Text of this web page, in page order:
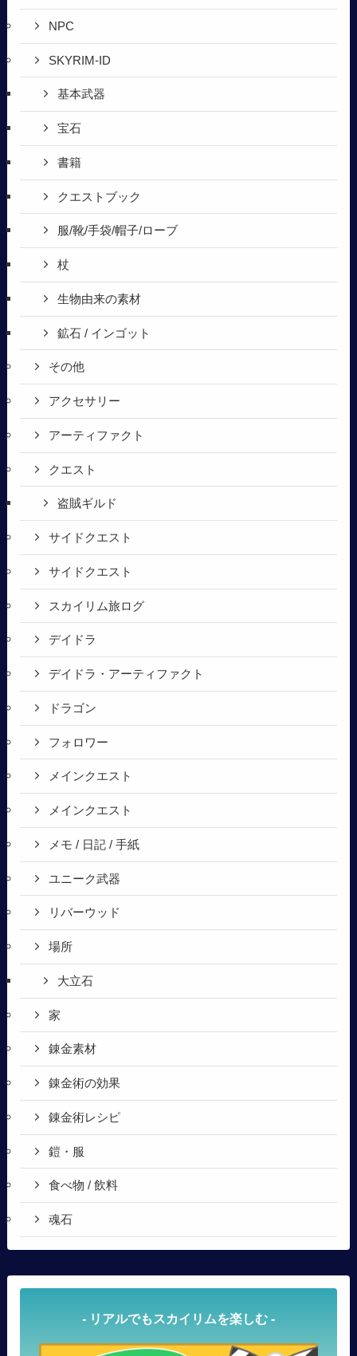
NPC
SKYRIM-ID
基本武器
宝石
書籍
クエストブック
服/靴/手袋/帽子/ローブ
杖
生物由来の素材
鉱石 / インゴット
その他
アクセサリー
アーティファクト
クエスト
盗賊ギルド
サイドクエスト
サイドクエスト
スカイリム旅ログ
デイドラ
デイドラ・アーティファクト
ドラゴン
フォロワー
メインクエスト
メインクエスト
メモ / 日記 / 手紙
ユニーク武器
リバーウッド
場所
大立石
家
錬金素材
錬金術の効果
錬金術レシピ
鎧・服
食べ物 / 飲料
魂石
- リアルでもスカイリムを楽しむ -